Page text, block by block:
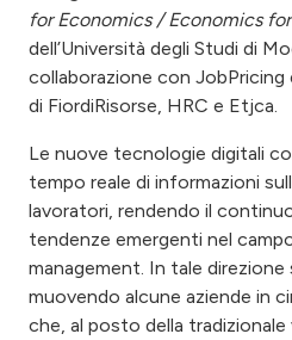
for Economics / Economics
dell’Università degli Studi di
collaborazione con
di FiordiRisorse, HRC e Etjca.
Le nuove tecnologie digitali
tempo reale di informazioni
lavoratori, rendendo il
tendenze emergenti nel
management. In tale
muovendo alcune aziende in
che, al posto della